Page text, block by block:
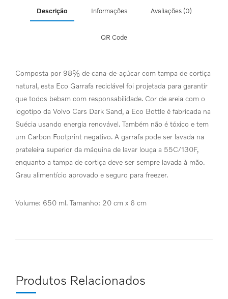
Descrição Informações Avaliações (0)
QR Code
Composta por 98% de cana-de-açúcar com tampa de cortiça
natural, esta Eco Garrafa reciclável foi projetada para garantir
que todos bebam com responsabilidade. Cor de areia com o
logotipo da Volvo Cars Dark Sand, a Eco Bottle é fabricada na
Suécia usando energia renovável. Também não é tóxico e tem
um Carbon Footprint negativo. A garrafa pode ser lavada na
prateleira superior da máquina de lavar louça a 55C/130F,
enquanto a tampa de cortiça deve ser sempre lavada à mão.
Grau alimentício aprovado e seguro para freezer.
Volume: 650 ml. Tamanho: 20 cm x 6 cm
Produtos Relacionados